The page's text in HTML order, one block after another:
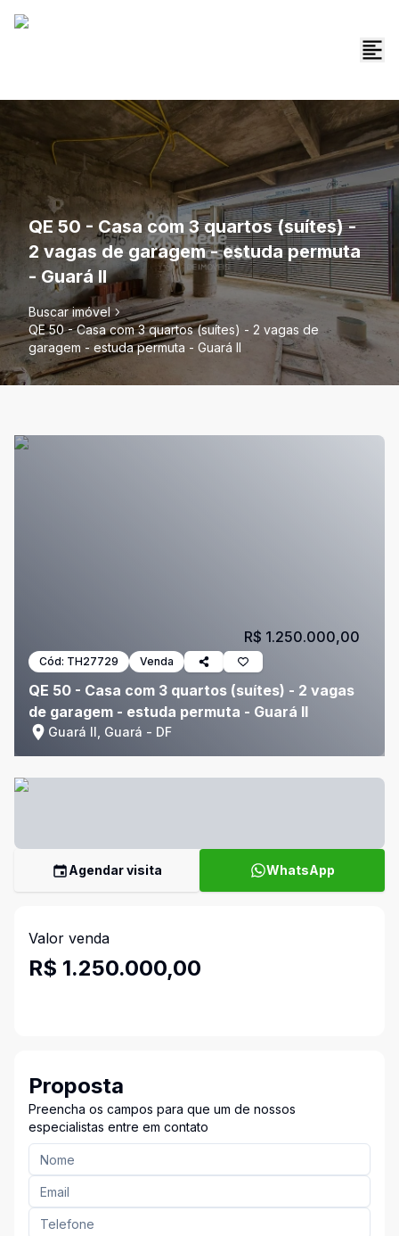
QE 50 - Casa com 3 quartos (suítes) -
2 vagas de garagem - estuda permuta
- Guará II
Buscar imóvel
QE 50 - Casa com 3 quartos (suítes) - 2 vagas de
garagem - estuda permuta - Guará II
Cód: TH27729 Venda
QE 50 - Casa com 3 quartos (suítes) - 2 vagas
de garagem - estuda permuta - Guará II
Guará II, Guará - DF
R$ 1.250.000,00
Agendar visita WhatsApp
Valor venda
R$ 1.250.000,00
Proposta
Preencha os campos para que um de nossos
especialistas entre em contato